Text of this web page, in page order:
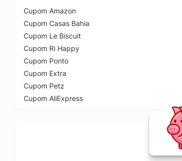
Cupom Amazon
Cupom Casas Bahia
Cupom Le Biscuit
Cupom Ri Happy
Cupom Ponto
Cupom Extra
Cupom Petz
Cupom AliExpress